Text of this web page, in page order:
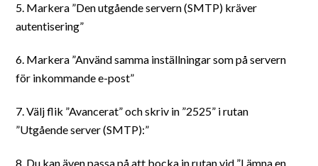
5. Markera ”Den utgående servern (SMTP) kräver
autentisering”
6. Markera ”Använd samma inställningar som på servern
för inkommande e-post”
7. Välj flik ”Avancerat” och skriv in ”2525” i rutan
”Utgående server (SMTP):”
8. Du kan även passa på att bocka in rutan vid ”Lämna en